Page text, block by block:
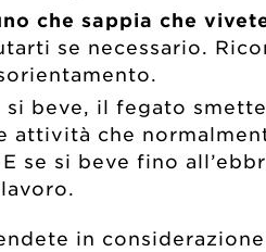
che sappia che
se necessario.
si beve, il fegato
attività che
se si beve fino
in